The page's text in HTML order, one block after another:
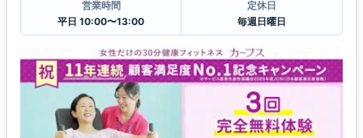
営業時間
平日 10:00〜13:00
定休日
毎週日曜日